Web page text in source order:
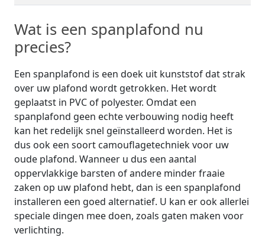
Wat is een spanplafond nu
precies?
Een spanplafond is een doek uit kunststof dat strak
over uw plafond wordt getrokken. Het wordt
geplaatst in PVC of polyester. Omdat een
spanplafond geen echte verbouwing nodig heeft
kan het redelijk snel geïnstalleerd worden. Het is
dus ook een soort camouflagetechniek voor uw
oude plafond. Wanneer u dus een aantal
oppervlakkige barsten of andere minder fraaie
zaken op uw plafond hebt, dan is een spanplafond
installeren een goed alternatief. U kan er ook allerlei
speciale dingen mee doen, zoals gaten maken voor
verlichting.